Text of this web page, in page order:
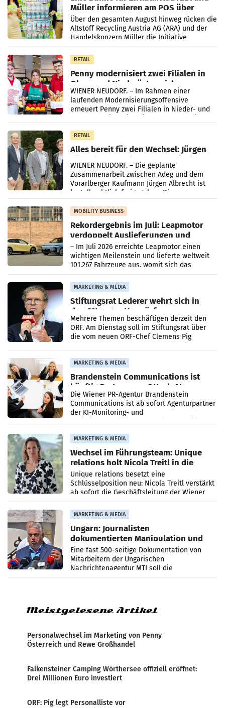
Müller informieren am POS über
Kreislauffähigkeit
Über den gesamten August hinweg rücken die
Altstoff Recycling Austria AG (ARA) und der
Handelskonzern Müller die Initiative
„Kreislauf-Helden“ in allen österreichischen
Müller-Filialen
RETAIL
Penny modernisiert zwei Filialen in
Ober- und Niederösterreich
WIENER NEUDORF. – Im Rahmen einer
laufenden Modernisierungsoffensive
erneuert Penny zwei Filialen in Nieder- und
RETAIL
Alles bereit für den Wechsel: Jürgen
Albrecht setzt ab 1.1.2027 auf Adeg
WIENER NEUDORF. – Die geplante
Zusammenarbeit zwischen Adeg und dem
Vorarlberger Kaufmann Jürgen Albrecht ist
kartellrechtlich freigegeben: Die
Bundeswettbewerbsbehörde und der
Bundeskartellanwalt
MOBILITY BUSINESS
Rekordergebnis im Juli: Leapmotor
verdoppelt Auslieferungen und
überschreitet die 100.000er-Marke
– Im Juli 2026 erreichte Leapmotor einen
wichtigen Meilenstein und lieferte weltweit
101.267 Fahrzeuge aus, womit sich das
Ergebnis gegenüber Juli 2025 mehr als
verdoppelte (+102
MARKETING & MEDIA
Stiftungsrat Lederer wehrt sich in
den SN gegen Vorwürfe
Mehrere Themen beschäftigen derzeit den
ORF. Am Dienstag soll im Stiftungsrat über
die vom neuen ORF-Chef Clemens Pig
MARKETING & MEDIA
Brandenstein Communications ist
künftig Partner von OtterlyAI
Die Wiener PR-Agentur Brandenstein
Communications ist ab sofort Agenturpartner
der KI-Monitoring- und
MARKETING & MEDIA
Wechsel im Führungsteam: Unique
relations holt Nicola Treitl in die
Geschäftsleitung
Unique relations besetzt eine
Schlüsselposition neu: Nicola Treitl verstärkt
ab sofort die Geschäftsleitung der Wiener
PR-Agentur an der Seite von Josef Kalina und
Anna Kalina-Mahr.
MARKETING & MEDIA
Ungarn: Journalisten
dokumentierten Manipulation und
Zensur
Eine fast 500-seitige Dokumentation von
Mitarbeitern der Ungarischen
Nachrichtenagentur MTI soll die
systematische Nachrichten-Manipulation und
Meistgelesene Artikel
Personalwechsel im Marketing von Penny
Österreich und Rewe Großhandel
Falkensteiner Camping Wörthersee offiziell eröffnet:
Drei Millionen Euro investiert
ORF: Pig legt Personalliste vor